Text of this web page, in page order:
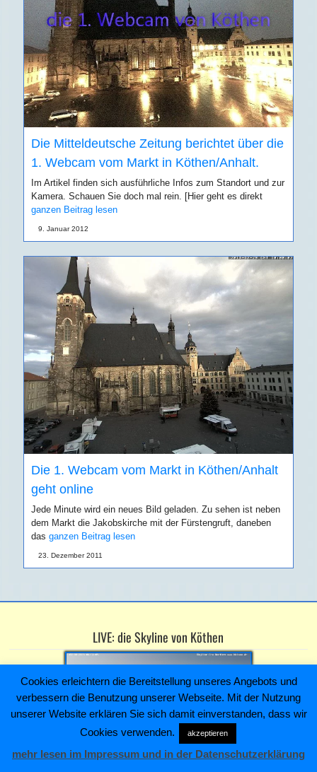
Die Mitteldeutsche Zeitung berichtet über die
1. Webcam vom Markt in Köthen/Anhalt.
Im Artikel finden sich ausführliche Infos zum Standort und zur
Kamera. Schauen Sie doch mal rein. [Hier geht es direkt
ganzen Beitrag lesen
9. Januar 2012
Die 1. Webcam vom Markt in Köthen/Anhalt
geht online
Jede Minute wird ein neues Bild geladen. Zu sehen ist neben
dem Markt die Jakobskirche mit der Fürstengruft, daneben
dasganzen Beitrag lesen
23. Dezember 2011
LIVE: die Skyline von Köthen
Cookies erleichtern die Bereitstellung unseres Angebots und
verbessern die Benutzung unserer Webseite. Mit der Nutzung
unserer Website erklären Sie sich damit einverstanden, dass wir
Cookies verwenden.
akzeptieren
mehr lesen im Impressum und in der Datenschutzerklärung